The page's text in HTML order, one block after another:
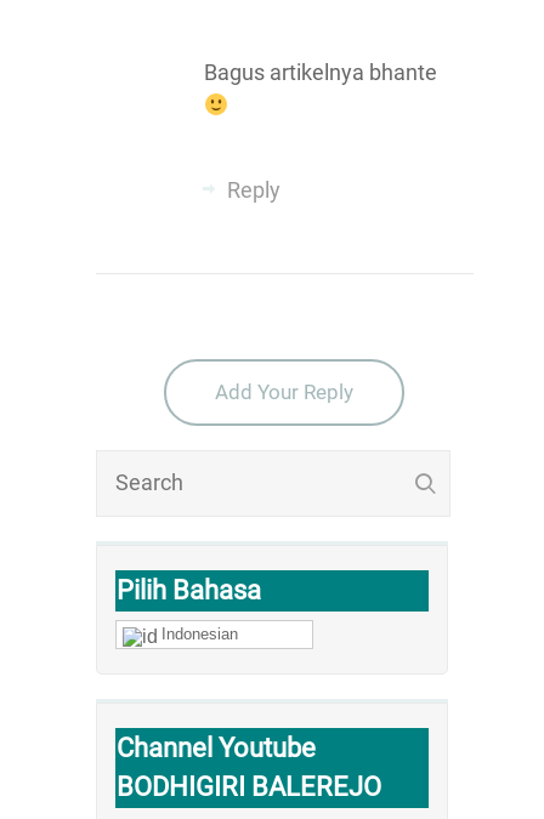
Pilih Bahasa
Indonesian
Channel Youtube
BODHIGIRI BALEREJO
Bagus artikelnya bhante
Reply
Add Your Reply